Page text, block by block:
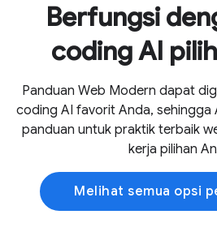
Berfungsi
coding AI
Panduan Web Modern dapat
coding AI favorit Anda, sehingga
panduan untuk praktik terbaik
kerja pilihan
Melihat semua opsi